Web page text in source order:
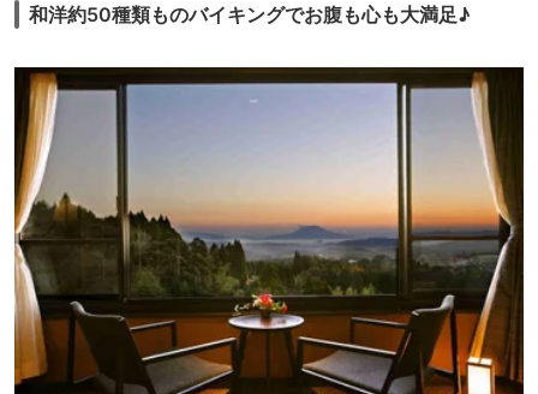
和洋約50種類ものバイキングでお腹も心も大満足♪